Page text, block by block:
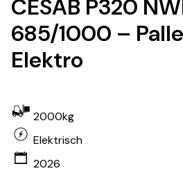
CESAB P320
685/1000 –
Elektro
2000kg
Elektrisch
2026